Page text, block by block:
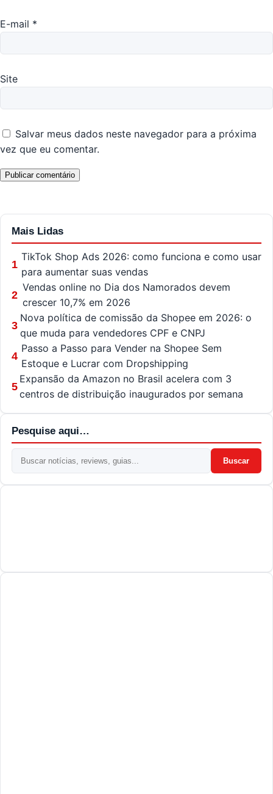
E-mail *
Site
Salvar meus dados neste navegador para a próxima
vez que eu comentar.
Mais Lidas
1
TikTok Shop Ads 2026: como funciona e como usar
para aumentar suas vendas
2
Vendas online no Dia dos Namorados devem
crescer 10,7% em 2026
3
Nova política de comissão da Shopee em 2026: o
que muda para vendedores CPF e CNPJ
4
Passo a Passo para Vender na Shopee Sem
Estoque e Lucrar com Dropshipping
5
Expansão da Amazon no Brasil acelera com 3
centros de distribuição inaugurados por semana
Pesquise aqui…
Buscar